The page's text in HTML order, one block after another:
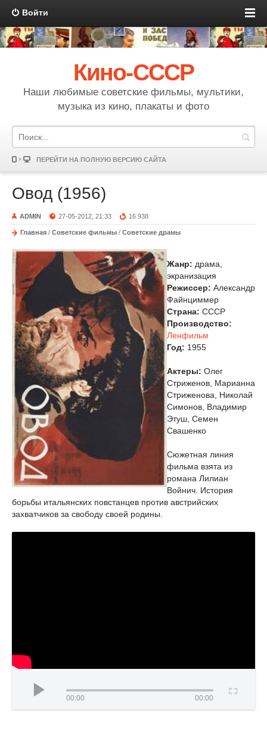
Войти
Кино-СССР
Наши любимые советские фильмы, мультики,
музыка из кино, плакаты и фото
ПЕРЕЙТИ НА ПОЛНУЮ ВЕРСИЮ САЙТА
Овод (1956)
ADMIN 27-05-2012, 21:33 16 938
Главная / Советские фильмы / Советские драмы
Жанр: драма,
экранизация
Режиссер: Александр
Файнциммер
Страна: СССР
Производство:
Ленфильм
Год: 1955
Актеры: Олег
Стриженов, Марианна
Стриженова, Николай
Симонов, Владимир
Этуш, Семен
Свашенко
Сюжетная линия
фильма взята из
романа Лилиан
Войнич. История
борьбы итальянских повстанцев против австрийских
захватчиков за свободу своей родины.
00:00 00:00